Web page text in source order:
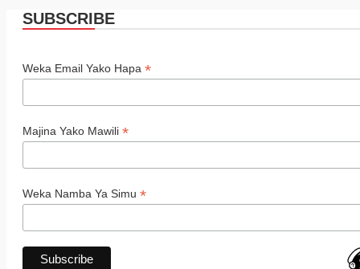
SUBSCRIBE
Weka Email Yako Hapa *
Majina Yako Mawili *
Weka Namba Ya Simu *